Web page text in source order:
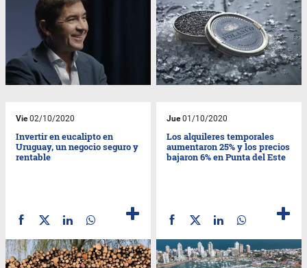
Vie02/10/2020
Invertir en eucalipto en
Uruguay, un negocio seguro y
rentable
Jue01/10/2020
Los alquileres temporales
aumentaron 25% y los precios
bajaron 6% en Punta del Este